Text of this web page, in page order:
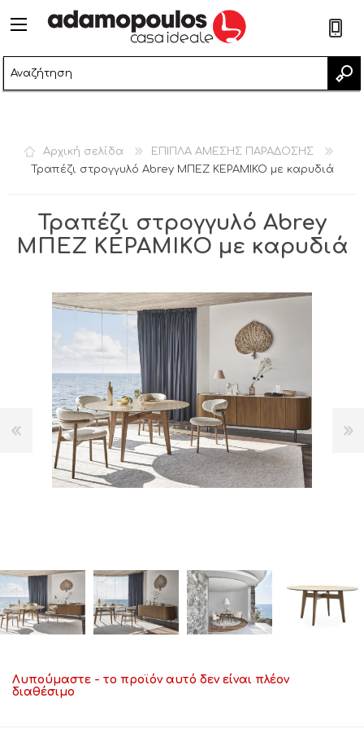
Αρχική σελίδα
ΕΠΙΠΛΑ ΑΜΕΣΗΣ ΠΑΡΑΔΟΣΗΣ
Τραπέζι στρογγυλό Abrey ΜΠΕΖ ΚΕΡΑΜΙΚΟ με καρυδιά
Τραπέζι στρογγυλό Abrey
ΜΠΕΖ ΚΕΡΑΜΙΚΟ με καρυδιά
Λυπούμαστε - το προϊόν αυτό δεν είναι πλέον
διαθέσιμο